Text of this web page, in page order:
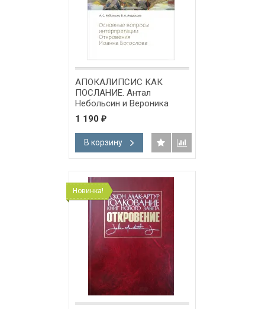
АПОКАЛИПСИС КАК
ПОСЛАНИЕ. Антал
Небольсин и Вероника
Андросова
1 190 ₽
В корзину
Новинка!